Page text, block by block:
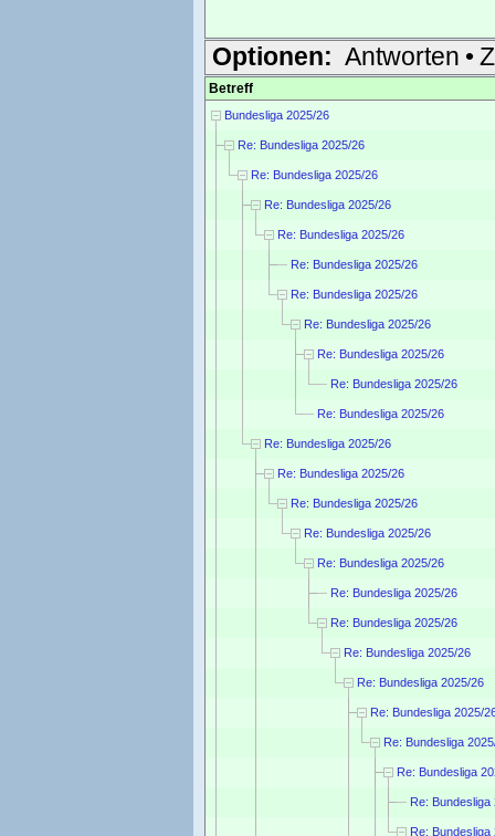
Optionen: Antworten •
Betreff
Bundesliga 2025/26
Re: Bundesliga 2025/26
Re: Bundesliga 2025/26
Re: Bundesliga 2025/26
Re: Bundesliga 2025/26
Re: Bundesliga 2025/26
Re: Bundesliga 2025/26
Re: Bundesliga 2025/26
Re: Bundesliga 2025/26
Re: Bundesliga 2025/26
Re: Bundesliga 2025/26
Re: Bundesliga 2025/26
Re: Bundesliga 2025/26
Re: Bundesliga 2025/26
Re: Bundesliga 2025/26
Re: Bundesliga 2025/26
Re: Bundesliga 2025/26
Re: Bundesliga 2025/26
Re: Bundesliga 2025/26
Re: Bundesliga 2025/26
Re: Bundesliga 2025/
Re: Bundesliga
Re: Bundesliga
Re: Bundesliga
Re: Bundesliga